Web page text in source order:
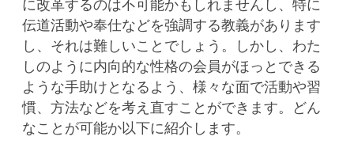
に改革するのは不可能かもしれませんし、特に
伝道活動や奉仕などを強調する教義があります
し、それは難しいことでしょう。しかし、わた
しのように内向的な性格の会員がほっとできる
ような手助けとなるよう、様々な面で活動や習
慣、方法などを考え直すことができます。どん
なことが可能か以下に紹介します。